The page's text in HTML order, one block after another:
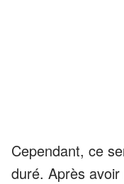
Cependant, ce
duré. Après